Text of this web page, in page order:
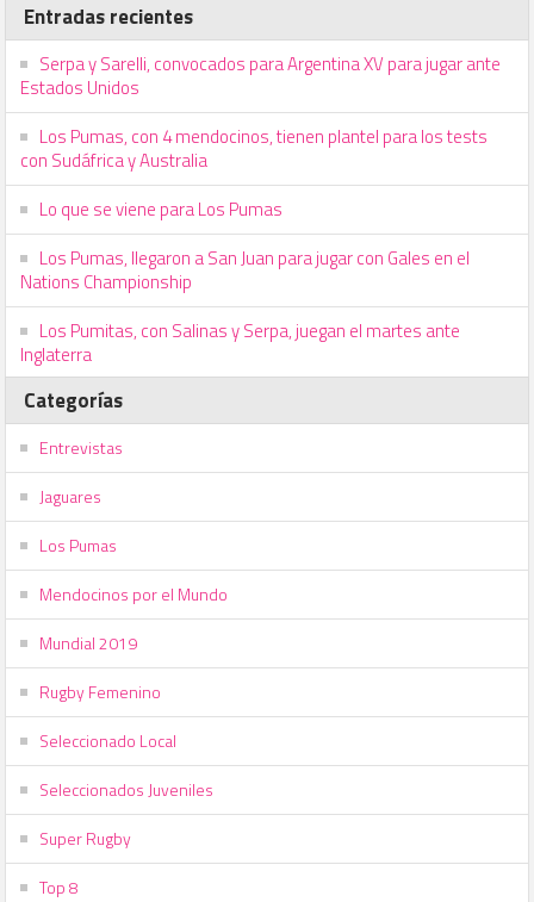
Entradas recientes
Serpa y Sarelli, convocados para Argentina XV para jugar ante
Estados Unidos
Los Pumas, con 4 mendocinos, tienen plantel para los tests
con Sudáfrica y Australia
Lo que se viene para Los Pumas
Los Pumas, llegaron a San Juan para jugar con Gales en el
Nations Championship
Los Pumitas, con Salinas y Serpa, juegan el martes ante
Inglaterra
Categorías
Entrevistas
Jaguares
Los Pumas
Mendocinos por el Mundo
Mundial 2019
Rugby Femenino
Seleccionado Local
Seleccionados Juveniles
Super Rugby
Top 8